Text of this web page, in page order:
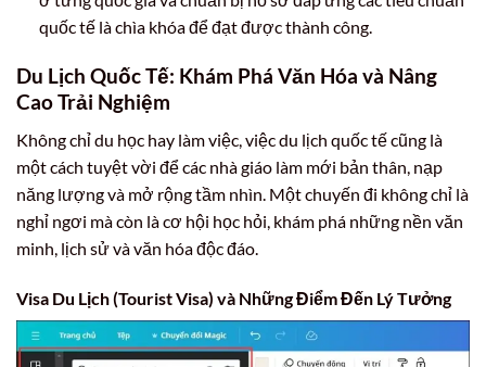
quốc tế là chìa khóa để đạt được thành công.
Du Lịch Quốc Tế: Khám Phá Văn Hóa và Nâng
Cao Trải Nghiệm
Không chỉ du học hay làm việc, việc du lịch quốc tế cũng là
một cách tuyệt vời để các nhà giáo làm mới bản thân, nạp
năng lượng và mở rộng tầm nhìn. Một chuyến đi không chỉ là
nghỉ ngơi mà còn là cơ hội học hỏi, khám phá những nền văn
minh, lịch sử và văn hóa độc đáo.
Visa Du Lịch (Tourist Visa) và Những Điểm Đến Lý Tưởng